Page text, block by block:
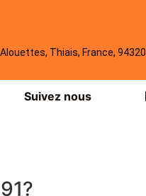
Thiais, France, 94320
Suivez nous